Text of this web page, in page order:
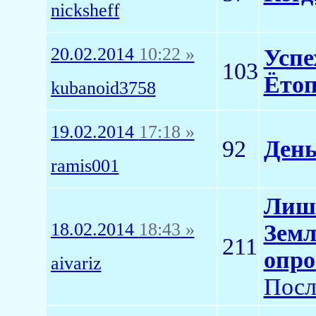
nicksheff
20.02.2014 10:22 »
kubanoid3758
103
19.02.2014 17:18 »
ramis001
92
18.02.2014 18:43 »
aivariz
211